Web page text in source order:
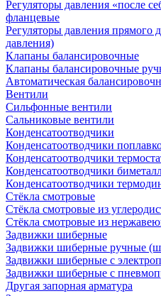
Регуляторы давления «после
фланцевые
Регуляторы давления прямого
давления)
Клапаны балансировочные
Клапаны балансировочные
Автоматическая
Вентили
Сильфонные вентили
Сальниковые вентили
Конденсатоотводчики
Конденсатоотводчики
Конденсатоотводчики
Конденсатоотводчики
Конденсатоотводчики
Стёкла смотровые
Стёкла смотровые из
Стёкла смотровые из
Задвижки шиберные
Задвижки шиберные ручные
Задвижки шиберные с
Задвижки шиберные с
Другая запорная арматура